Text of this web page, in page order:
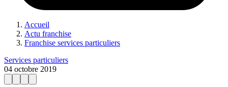
Accueil
Actu franchise
Franchise services particuliers
Services particuliers
04 octobre 2019